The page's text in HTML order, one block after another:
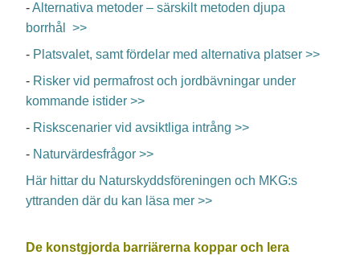
-Alternativa metoder – särskilt metoden djupa
borrhål >>
- Platsvalet, samt fördelar med alternativa platser >>
- Risker vid permafrost och jordbävningar under
kommande istider >>
- Riskscenarier vid avsiktliga intrång >>
- Naturvärdesfrågor >>
Här hittar du Naturskyddsföreningen och MKG:s
yttranden där du kan läsa mer >>
De konstgjorda barriärerna koppar och lera